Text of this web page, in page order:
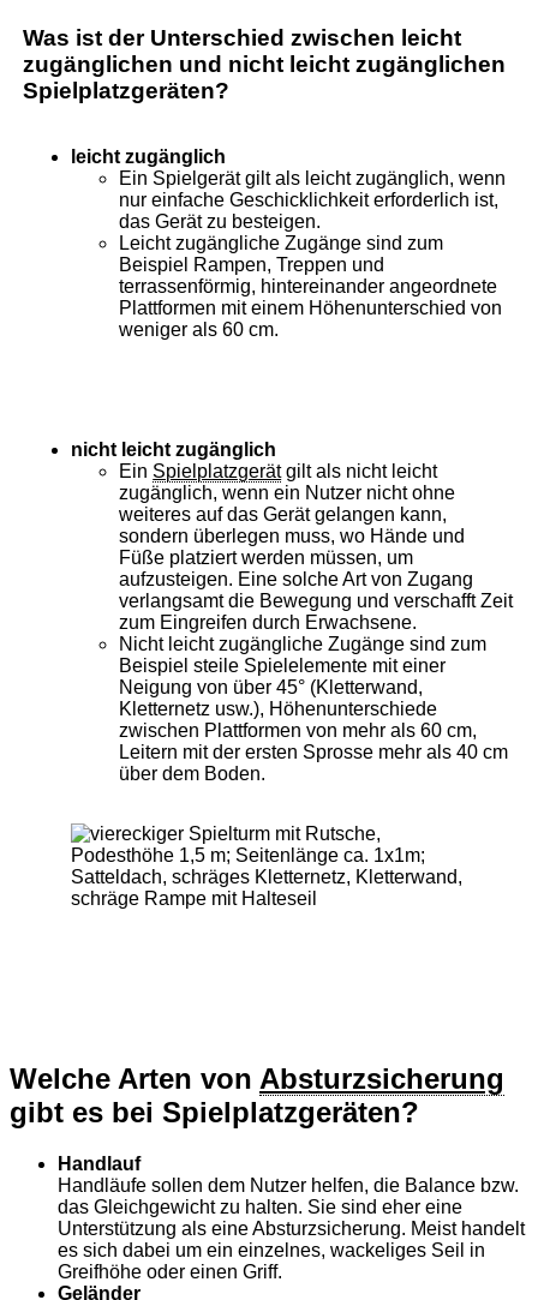
Was ist der Unterschied zwischen leicht
zugänglichen und nicht leicht zugänglichen
Spielplatzgeräten?
leicht zugänglich
Ein Spielgerät gilt als leicht zugänglich, wenn
nur einfache Geschicklichkeit erforderlich ist,
das Gerät zu besteigen.
Leicht zugängliche Zugänge sind zum
Beispiel Rampen, Treppen und
terrassenförmig, hintereinander angeordnete
Plattformen mit einem Höhenunterschied von
weniger als 60 cm.
nicht leicht zugänglich
Ein Spielplatzgerätgilt als nicht leicht
zugänglich, wenn ein Nutzer nicht ohne
weiteres auf das Gerät gelangen kann,
sondern überlegen muss, wo Hände und
Füße platziert werden müssen, um
aufzusteigen. Eine solche Art von Zugang
verlangsamt die Bewegung und verschafft Zeit
zum Eingreifen durch Erwachsene.
Nicht leicht zugängliche Zugänge sind zum
Beispiel steile Spielelemente mit einer
Neigung von über 45° (Kletterwand,
Kletternetz usw.), Höhenunterschiede
zwischen Plattformen von mehr als 60 cm,
Leitern mit der ersten Sprosse mehr als 40 cm
über dem Boden.
Welche Arten von Absturzsicherung
gibt es bei Spielplatzgeräten?
Handlauf
Handläufe sollen dem Nutzer helfen, die Balance bzw.
das Gleichgewicht zu halten. Sie sind eher eine
Unterstützung als eine Absturzsicherung. Meist handelt
es sich dabei um ein einzelnes, wackeliges Seil in
Greifhöhe oder einen Griff.
Geländer